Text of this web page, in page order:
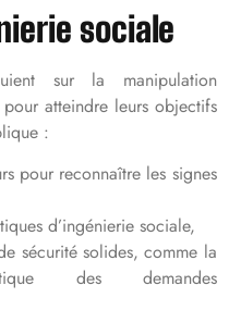
sociale
sur la manipulation
atteindre leurs objectifs
:
pour reconnaître les signes
d’ingénierie sociale,
sécurité solides, comme la
des demandes